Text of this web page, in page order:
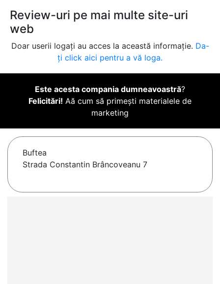
Review-uri pe mai multe site-uri
web
Doar userii logați au acces la această informație. Da-
ți click aici pentru a vă loga.
Este acesta compania dumneavoastră?
Felicitări! Aă cum să primești materialele de
marketing
Buftea
Strada Constantin Brâncoveanu 7